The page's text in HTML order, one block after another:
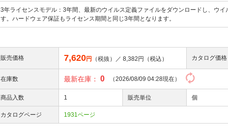
3年ライセンスモデル：3年間、最新のウイルス定義ファイルをダウンロードし、ウ
す。ハードウェア保証もライセンス期間と同じ3年間となります。
販売価格 7,620円 （税抜）／ 8,382 円（税込） カタログ価格
在庫数 最新在庫： 0 （2026/08/09 04:28現在）
商品入数 1 販売単位 個
カタログページ 1931ページ